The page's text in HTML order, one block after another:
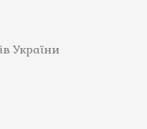
України